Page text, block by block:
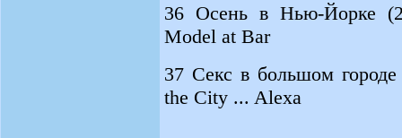
36 Осень в Нью-Йорке
Model at Bar
37 Секс в большом
the City ... Alexa